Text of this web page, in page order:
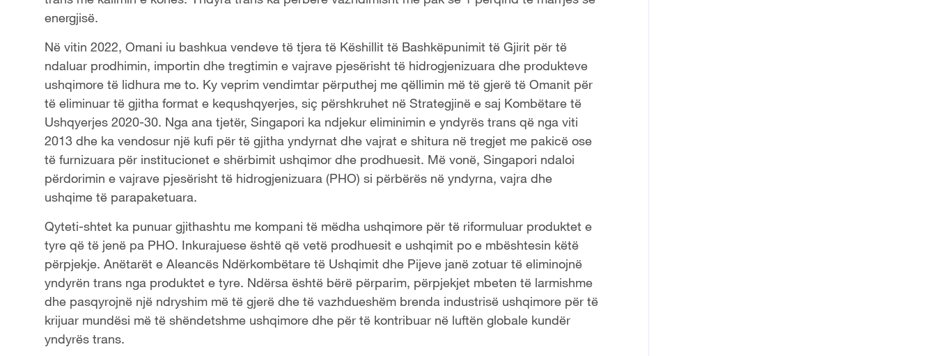
energjisë.
Në vitin 2022, Omani iu bashkua vendeve të tjera të Këshillit të Bashkëpunimit të Gjirit për të
ndaluar prodhimin, importin dhe tregtimin e vajrave pjesërisht të hidrogjenizuara dhe produkteve
ushqimore të lidhura me to. Ky veprim vendimtar përputhej me qëllimin më të gjerë të Omanit për
të eliminuar të gjitha format e kequshqyerjes, siç përshkruhet në Strategjinë e saj Kombëtare të
Ushqyerjes 2020-30. Nga ana tjetër, Singapori ka ndjekur eliminimin e yndyrës trans që nga viti
2013 dhe ka vendosur një kufi për të gjitha yndyrnat dhe vajrat e shitura në tregjet me pakicë ose
të furnizuara për institucionet e shërbimit ushqimor dhe prodhuesit. Më vonë, Singapori ndaloi
përdorimin e vajrave pjesërisht të hidrogjenizuara (PHO) si përbërës në yndyrna, vajra dhe
ushqime të parapaketuara.
Qyteti-shtet ka punuar gjithashtu me kompani të mëdha ushqimore për të riformuluar produktet e
tyre që të jenë pa PHO. Inkurajuese është që vetë prodhuesit e ushqimit po e mbështesin këtë
përpjekje. Anëtarët e Aleancës Ndërkombëtare të Ushqimit dhe Pijeve janë zotuar të eliminojnë
yndyrën trans nga produktet e tyre. Ndërsa është bërë përparim, përpjekjet mbeten të larmishme
dhe pasqyrojnë një ndryshim më të gjerë dhe të vazhdueshëm brenda industrisë ushqimore për të
krijuar mundësi më të shëndetshme ushqimore dhe për të kontribuar në luftën globale kundër
yndyrës trans.